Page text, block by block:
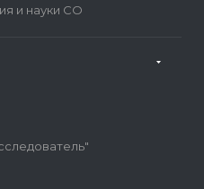
и науки СО